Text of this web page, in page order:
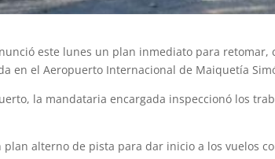
este lunes un plan inmediato para
en el Aeropuerto Internacional de Maiquetía
la mandataria encargada inspeccionó los
alterno de pista para dar inicio a los vuelos